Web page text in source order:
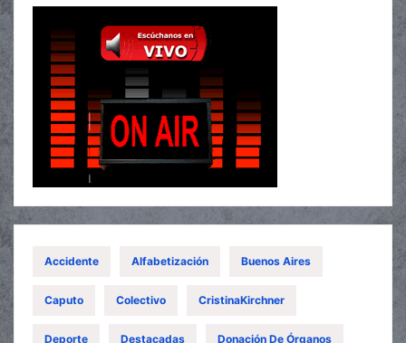
Accidente Alfabetización Buenos Aires
Caputo Colectivo CristinaKirchner
Deporte Destacadas Donación De Órganos